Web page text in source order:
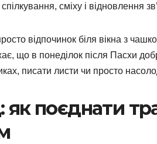
сміху і відновлення
відпочинок біля вікна з
що в понеділок після Пасхи
писати листи чи просто
поєднати